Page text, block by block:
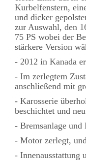
Kurbelfenstern,
und dicker
zur Auswahl, den
75 PS wobei der
stärkere Version
- 2012 in Kanada
- Im zerlegtem
anschließend mit
- Karosserie
beschichtet und
- Bremsanlage
- Motor zerlegt,
- Innenausstattung